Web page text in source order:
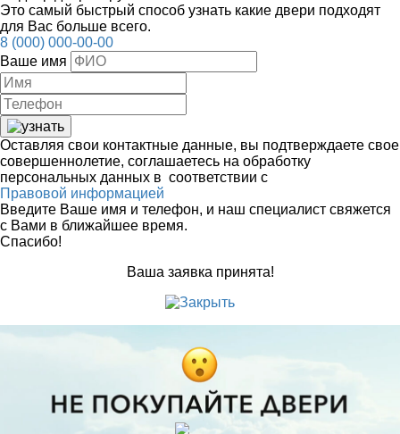
Это самый быстрый способ узнать какие двери подходят
для Вас больше всего.
8 (000) 000-00-00
Ваше имя
Оставляя свои контактные данные, вы подтверждаете свое
совершеннолетие, соглашаетесь на обработку
персональных данных в соответствии с
Правовой информацией
Введите Ваше имя и телефон, и наш специалист свяжется
с Вами в ближайшее время.
Спасибо!
Ваша заявка принята!